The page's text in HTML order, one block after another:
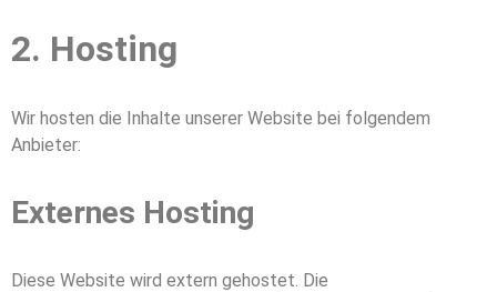
2. Hosting
Wir hosten die Inhalte unserer Website bei folgendem
Anbieter:
Externes Hosting
Diese Website wird extern gehostet. Die